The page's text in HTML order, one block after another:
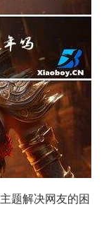
题解决网友的困